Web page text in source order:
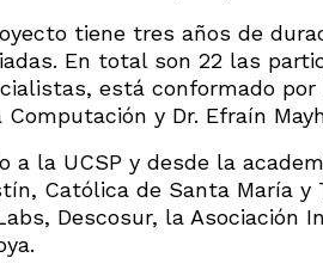
tiene tres años de
En total son 22 las
está conformado por
Computación y Dr. Efraín
a la UCSP y desde la
Católica de Santa María y
Descosur, la Asociación